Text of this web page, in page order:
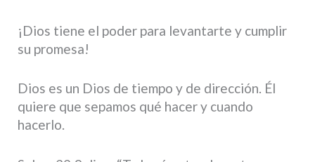
¡Dios tiene el poder para levantarte y cumplir
su promesa!
Dios es un Dios de tiempo y de dirección. Él
quiere que sepamos qué hacer y cuando
hacerlo.